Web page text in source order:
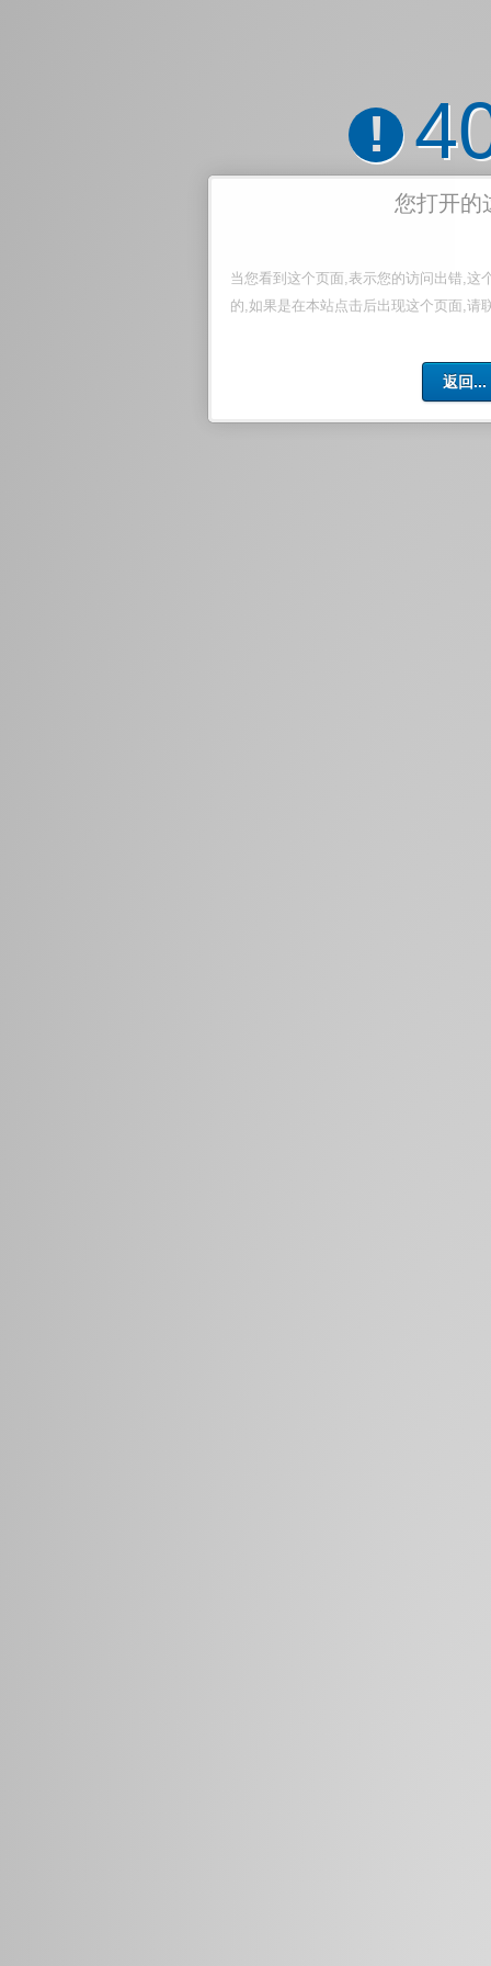
!
您打开的
当您看到这个页面,表示您的访问出错,这
的,如果是在本站点击后出现这个页面,请
返回...